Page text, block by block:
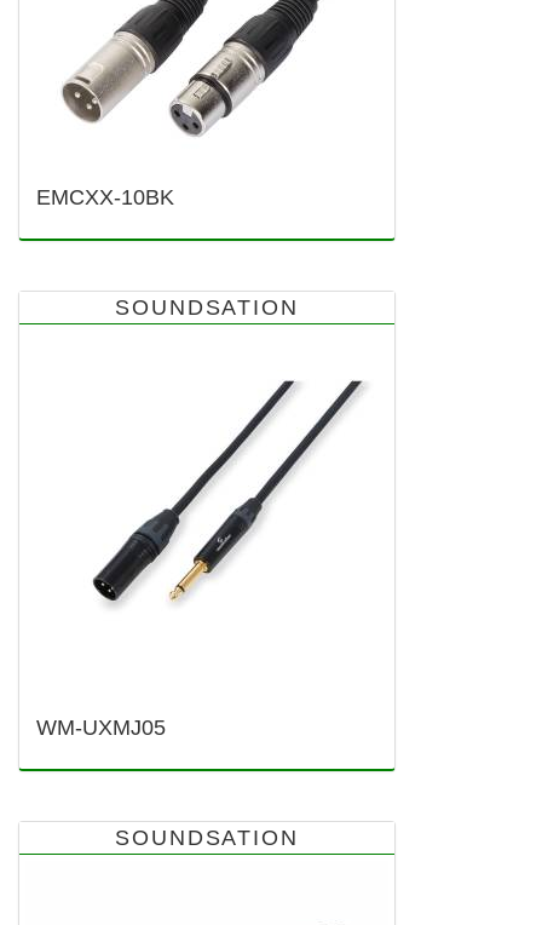
EMCXX-10BK
SOUNDSATION
WM-UXMJ05
SOUNDSATION